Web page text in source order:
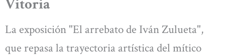
Vitoria
La exposición "El arrebato de Iván Zulueta",
que repasa la trayectoria artística del mítico